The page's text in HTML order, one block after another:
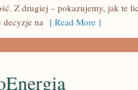
Z drugiej – pokazujemy, jak te
decyzje na [ Read More ]